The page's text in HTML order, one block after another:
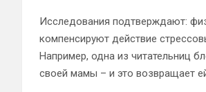
Исследования подтверждают:
компенсируют действие
Например, одна из читательниц
своей мамы – и это возвращает